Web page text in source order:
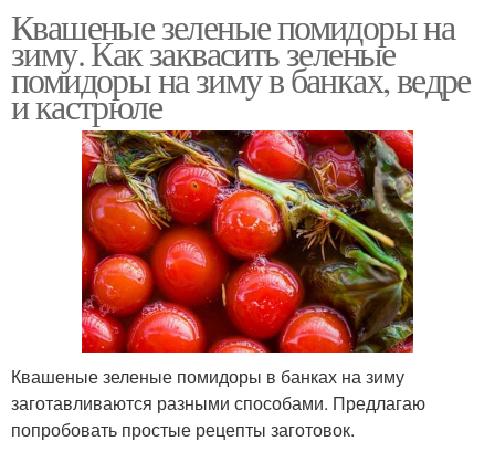
Квашеные зеленые помидоры на
зиму. Как заквасить зеленые
помидоры на зиму в банках, ведре
и кастрюле
Квашеные зеленые помидоры в банках на зиму
заготавливаются разными способами. Предлагаю
попробовать простые рецепты заготовок.